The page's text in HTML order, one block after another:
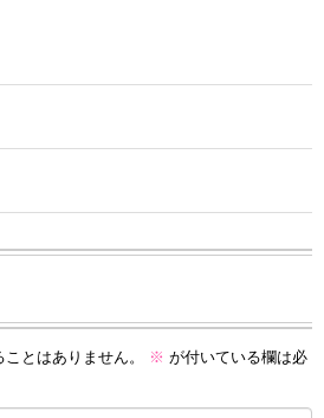
とはありません。 ※ が付いている欄は必